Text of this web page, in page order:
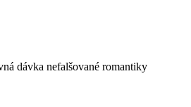
dávka nefalšované romantiky